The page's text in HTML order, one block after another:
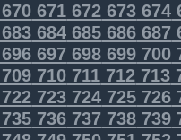
670 671 672 673 674
683 684 685 686 687
696 697 698 699 700
709 710 711 712 713
722 723 724 725 726
735 736 737 738 739